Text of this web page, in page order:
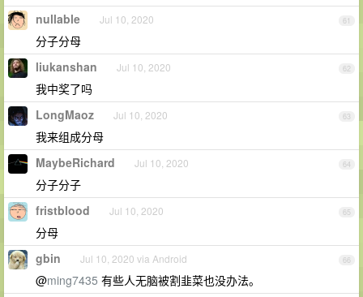
61
nullable Jul 10, 2020
分子分母
62
liukanshan Jul 10, 2020
我中奖了吗
63
LongMaoz Jul 10, 2020
我来组成分母
64
MaybeRichard Jul 10, 2020
分子分子
65
fristblood Jul 10, 2020
分母
66
gbin Jul 10, 2020 via Android
@ming7435 有些人无脑被割韭菜也没办法。